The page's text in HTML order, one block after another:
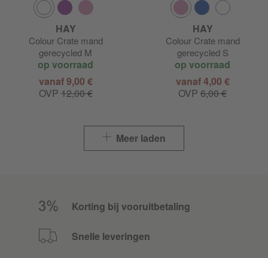
HAY
Colour Crate mand
gerecycled M
op voorraad
vanaf 9,00 €
OVP12,00 €
HAY
Colour Crate mand
gerecycled S
op voorraad
vanaf 4,00 €
OVP 6,00 €
Meer laden
Korting bij vooruitbetaling
Snelle leveringen